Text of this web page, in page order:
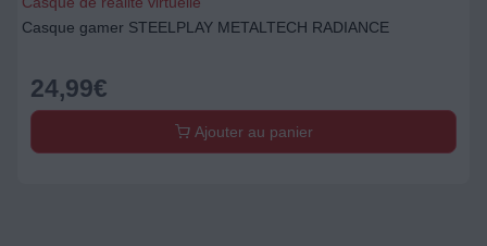
Casque gamer STEELPLAY METALTECH RADIANCE
24,99€
Ajouter au panier